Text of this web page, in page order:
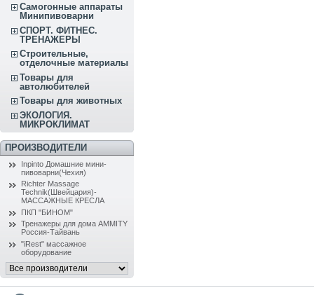
Самогонные аппараты
Минипивоварни
СПОРТ. ФИТНЕС.
ТРЕНАЖЕРЫ
Строительные,
отделочные материалы
Товары для
автолюбителей
Товары для животных
ЭКОЛОГИЯ.
МИКРОКЛИМАТ
ПРОИЗВОДИТЕЛИ
Inpinto Домашние мини-
пивоварни(Чехия)
Richter Massage
Technik(Швейцария)-
МАССАЖНЫЕ КРЕСЛА
ПКП "БИНОМ"
Тренажеры для дома AMMITY
Россия-Тайвань
"iRest" массажное
оборудование